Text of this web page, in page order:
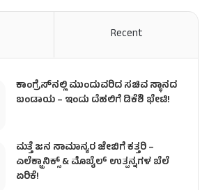
Recent
ಕಾಂಗ್ರೆಸ್​ನಲ್ಲಿ ಮುಂದುವರಿದ ಸಚಿವ ಸ್ಥಾನದ
ಬಂಡಾಯ – ಇಂದು ದೆಹಲಿಗೆ ಡಿಕೆಶಿ ಭೇಟಿ!
ಮತ್ತೆ ಜನ ಸಾಮಾನ್ಯರ ಜೇಬಿಗೆ ಕತ್ತರಿ –
ಎಲೆಕ್ಟ್ರಾನಿಕ್ಸ್ & ಮೊಬೈಲ್ ಉತ್ಪನ್ನಗಳ ಬೆಲೆ
ಏರಿಕೆ!